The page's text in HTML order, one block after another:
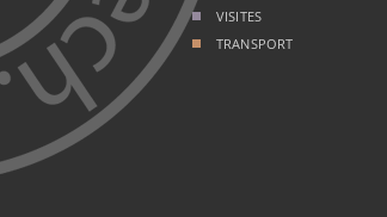
VISITES
TRANSPORT